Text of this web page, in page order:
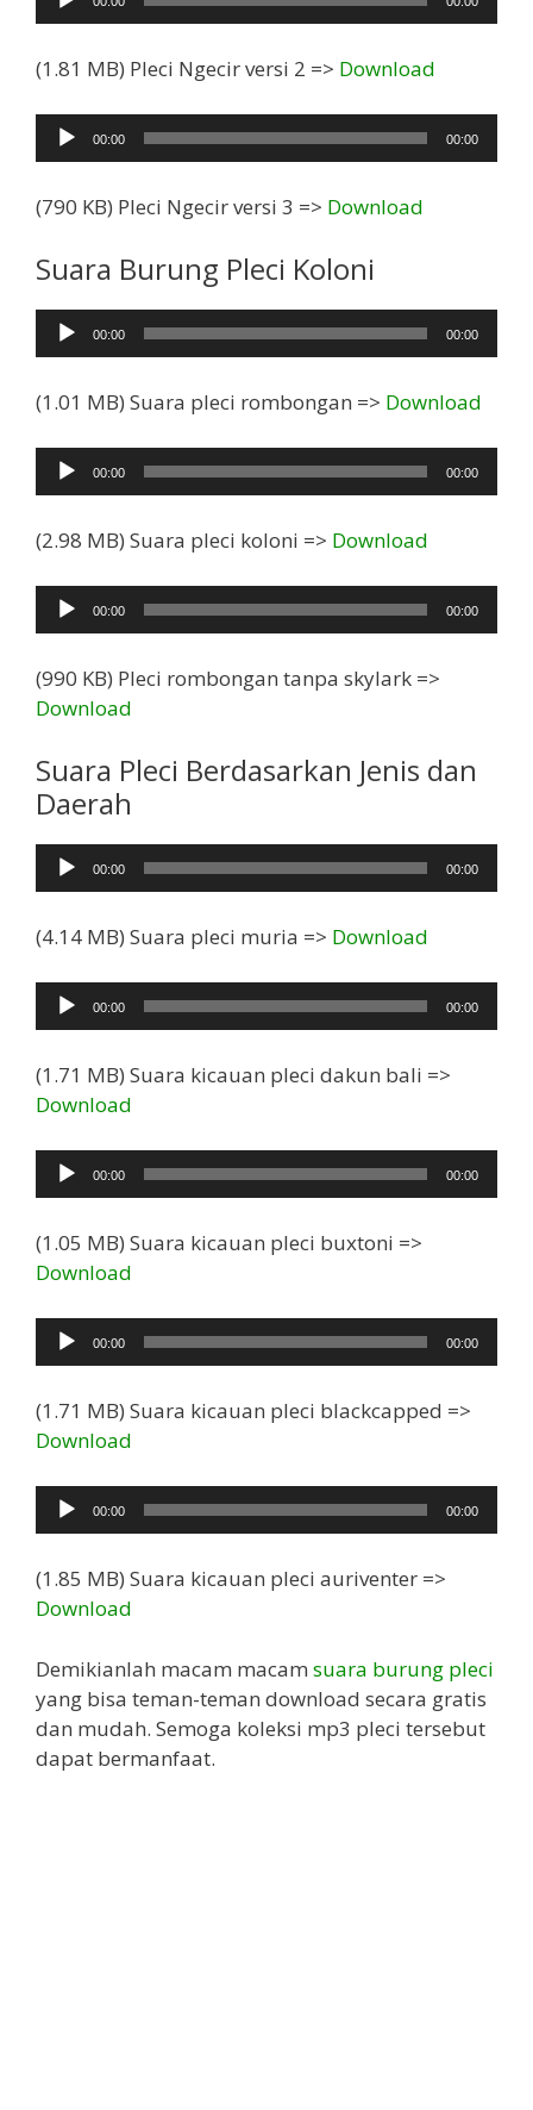
Audio
(1.81 MB) Pleci Ngecir versi 2 => Download
Pemutar
Audio
00:00 00:00
(790 KB) Pleci Ngecir versi 3 => Download
Suara Burung Pleci Koloni
Pemutar
Audio
00:00 00:00
(1.01 MB) Suara pleci rombongan => Download
Pemutar
Audio
00:00 00:00
(2.98 MB) Suara pleci koloni => Download
Pemutar
Audio
00:00 00:00
(990 KB) Pleci rombongan tanpa skylark =>
Download
Suara Pleci Berdasarkan Jenis dan
Daerah
Pemutar
Audio
00:00 00:00
(4.14 MB) Suara pleci muria => Download
Pemutar
Audio
00:00 00:00
(1.71 MB) Suara kicauan pleci dakun bali =>
Download
Pemutar
Audio
00:00 00:00
(1.05 MB) Suara kicauan pleci buxtoni =>
Download
Pemutar
Audio
00:00 00:00
(1.71 MB) Suara kicauan pleci blackcapped =>
Download
Pemutar
Audio
00:00 00:00
(1.85 MB) Suara kicauan pleci auriventer =>
Download
Demikianlah macam macam suara burung pleci
yang bisa teman-teman download secara gratis
dan mudah. Semoga koleksi mp3 pleci tersebut
dapat bermanfaat.